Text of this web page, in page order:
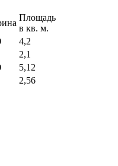
Площадь
в кв. м.
4,2
2,1
5,12
2,56